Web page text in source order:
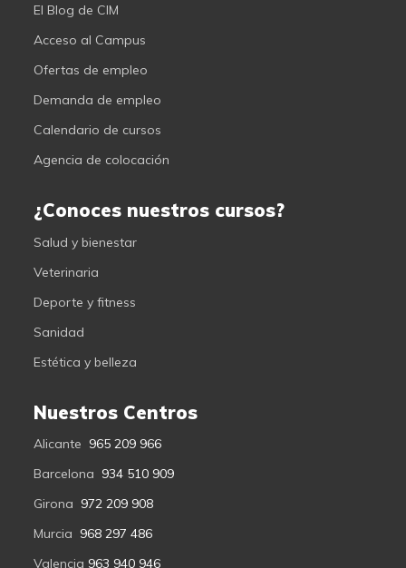
El Blog de CIM
Acceso al Campus
Ofertas de empleo
Demanda de empleo
Calendario de cursos
Agencia de colocación
¿Conoces nuestros cursos?
Salud y bienestar
Veterinaria
Deporte y fitness
Sanidad
Estética y belleza
Nuestros Centros
Alicante 965 209 966
Barcelona 934 510 909
Girona 972 209 908
Murcia 968 297 486
Valencia 963 940 946